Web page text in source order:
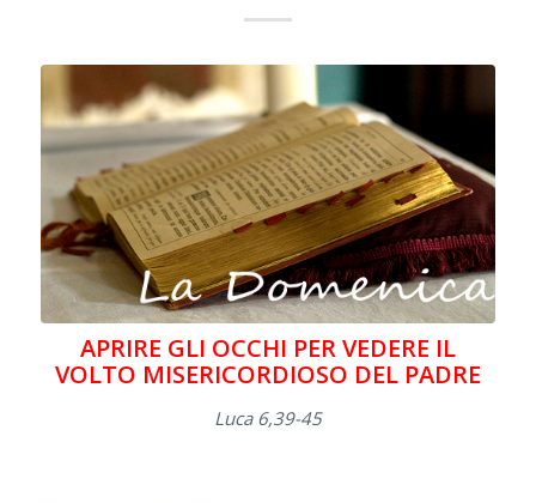
APRIRE GLI OCCHI PER VEDERE IL
VOLTO MISERICORDIOSO DEL PADRE
Luca 6,39-45